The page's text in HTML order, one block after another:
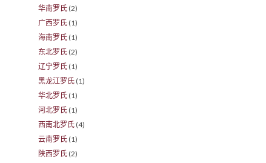
华南罗氏 (2)
广西罗氏 (1)
海南罗氏 (1)
东北罗氏 (2)
辽宁罗氏 (1)
黑龙江罗氏 (1)
华北罗氏 (1)
河北罗氏 (1)
西南北罗氏 (4)
云南罗氏 (1)
陕西罗氏 (2)